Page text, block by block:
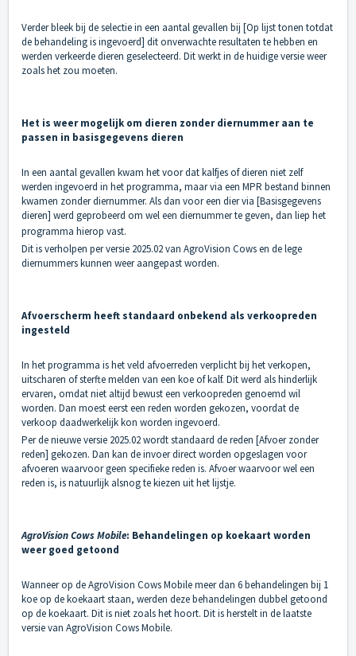
Verder bleek bij de selectie in een aantal gevallen bij [Op lijst tonen totdat
de behandeling is ingevoerd] dit onverwachte resultaten te hebben en
werden verkeerde dieren geselecteerd. Dit werkt in de huidige versie weer
zoals het zou moeten.
Het is weer mogelijk om dieren zonder diernummer aan te
passen in basisgegevens dieren
In een aantal gevallen kwam het voor dat kalfjes of dieren niet zelf
werden ingevoerd in het programma, maar via een MPR bestand binnen
kwamen zonder diernummer. Als dan voor een dier via [Basisgegevens
dieren] werd geprobeerd om wel een diernummer te geven, dan liep het
programma hierop vast.
Dit is verholpen per versie 2025.02 van AgroVision Cows en de lege
diernummers kunnen weer aangepast worden.
Afvoerscherm heeft standaard onbekend als verkoopreden
ingesteld
In het programma is het veld afvoerreden verplicht bij het verkopen,
uitscharen of sterfte melden van een koe of kalf. Dit werd als hinderlijk
ervaren, omdat niet altijd bewust een verkoopreden genoemd wil
worden. Dan moest eerst een reden worden gekozen, voordat de
verkoop daadwerkelijk kon worden ingevoerd.
Per de nieuwe versie 2025.02 wordt standaard de reden [Afvoer zonder
reden] gekozen. Dan kan de invoer direct worden opgeslagen voor
afvoeren waarvoor geen specifieke reden is. Afvoer waarvoor wel een
reden is, is natuurlijk alsnog te kiezen uit het lijstje.
AgroVision Cows Mobile: Behandelingen op koekaart worden
weer goed getoond
Wanneer op de AgroVision Cows Mobile meer dan 6 behandelingen bij 1
koe op de koekaart staan, werden deze behandelingen dubbel getoond
op de koekaart. Dit is niet zoals het hoort. Dit is herstelt in de laatste
versie van AgroVision Cows Mobile.